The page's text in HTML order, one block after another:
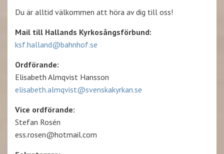
Du är alltid välkommen att höra av dig till oss!
Mail till Hallands Kyrkosångsförbund:
ksf.halland@bahnhof.se
Ordförande:
Elisabeth Almqvist Hansson
elisabeth.almqvist@svenskakyrkan.se
Vice ordförande:
Stefan Rosén
ess.rosen@hotmail.com